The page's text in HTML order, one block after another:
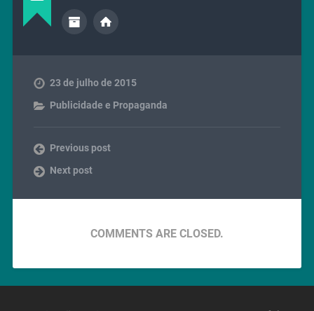
23 de julho de 2015
Publicidade e Propaganda
Previous post
Next post
COMMENTS ARE CLOSED.